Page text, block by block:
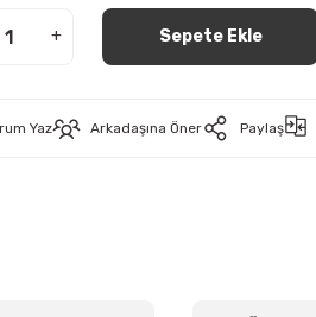
+ Sepete Ekle
Yaz Arkadaşına Öner Paylaş